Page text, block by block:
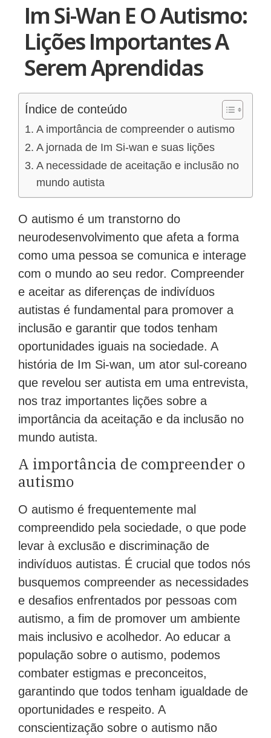
Im Si-Wan E O Autismo:
Lições Importantes A
Serem Aprendidas
Índice de conteúdo
A importância de compreender o autismo
A jornada de Im Si-wan e suas lições
A necessidade de aceitação e inclusão no
mundo autista
O autismo é um transtorno do
neurodesenvolvimento que afeta a forma
como uma pessoa se comunica e interage
com o mundo ao seu redor. Compreender
e aceitar as diferenças de indivíduos
autistas é fundamental para promover a
inclusão e garantir que todos tenham
oportunidades iguais na sociedade. A
história de Im Si-wan, um ator sul-coreano
que revelou ser autista em uma entrevista,
nos traz importantes lições sobre a
importância da aceitação e da inclusão no
mundo autista.
A importância de compreender o
autismo
O autismo é frequentemente mal
compreendido pela sociedade, o que pode
levar à exclusão e discriminação de
indivíduos autistas. É crucial que todos nós
busquemos compreender as necessidades
e desafios enfrentados por pessoas com
autismo, a fim de promover um ambiente
mais inclusivo e acolhedor. Ao educar a
população sobre o autismo, podemos
combater estigmas e preconceitos,
garantindo que todos tenham igualdade de
oportunidades e respeito. A
conscientização sobre o autismo não